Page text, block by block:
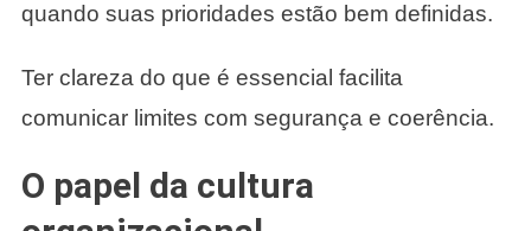
quando suas prioridades estão bem definidas.
Ter clareza do que é essencial facilita
comunicar limites com segurança e coerência.
O papel da cultura